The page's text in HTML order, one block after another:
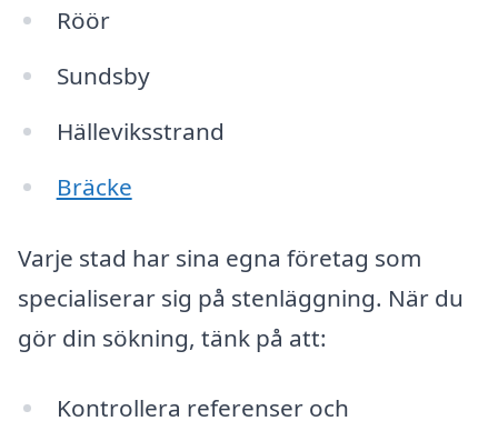
Röör
Sundsby
Hälleviksstrand
Bräcke
Varje stad har sina egna företag som
specialiserar sig på stenläggning. När du
gör din sökning, tänk på att:
Kontrollera referenser och